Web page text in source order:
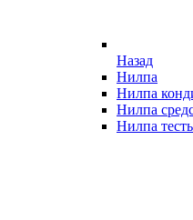
Назад
Нилпа
Нилпа
Нилпа
Нилпа